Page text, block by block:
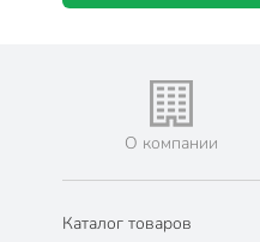
О компании
Каталог товаров